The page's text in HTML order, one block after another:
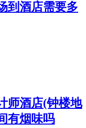
到酒店需要多
师酒店(钟楼地
有烟味吗